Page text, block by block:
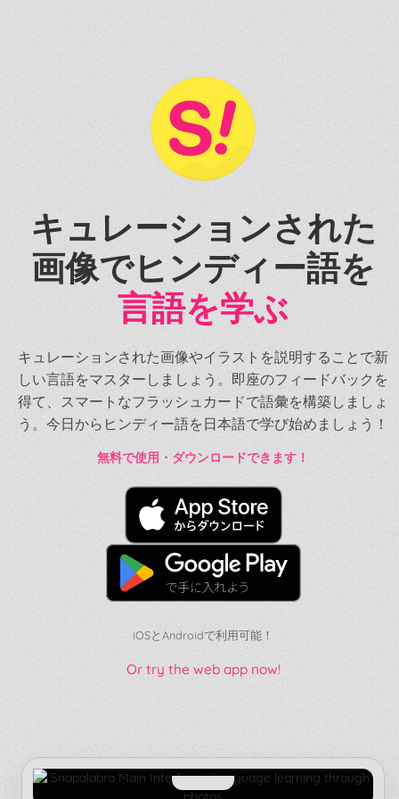
キュレーションされた
画像でヒンディー語を
言語を学ぶ
キュレーションされた画像やイラストを説明することで新
しい言語をマスターしましょう。即座のフィードバックを
得て、スマートなフラッシュカードで語彙を構築しましょ
う。今日からヒンディー語を日本語で学び始めましょう！
無料で使用・ダウンロードできます！
iOSとAndroidで利用可能！
Or try the web app now!